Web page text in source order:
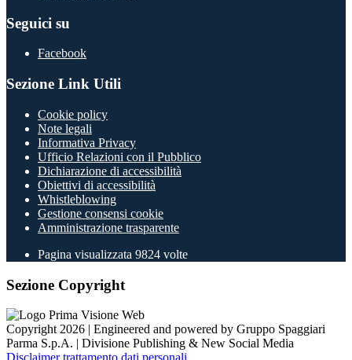
Seguici su
Facebook
Sezione Link Utili
Cookie policy
Note legali
Informativa Privacy
Ufficio Relazioni con il Pubblico
Dichiarazione di accessibilità
Obiettivi di accessibilità
Whistleblowing
Gestione consensi cookie
Amministrazione trasparente
Pagina visualizzata 9824 volte
Sezione Copyright
Copyright 2026 | Engineered and powered by Gruppo Spaggiari
Parma S.p.A. | Divisione Publishing & New Social Media